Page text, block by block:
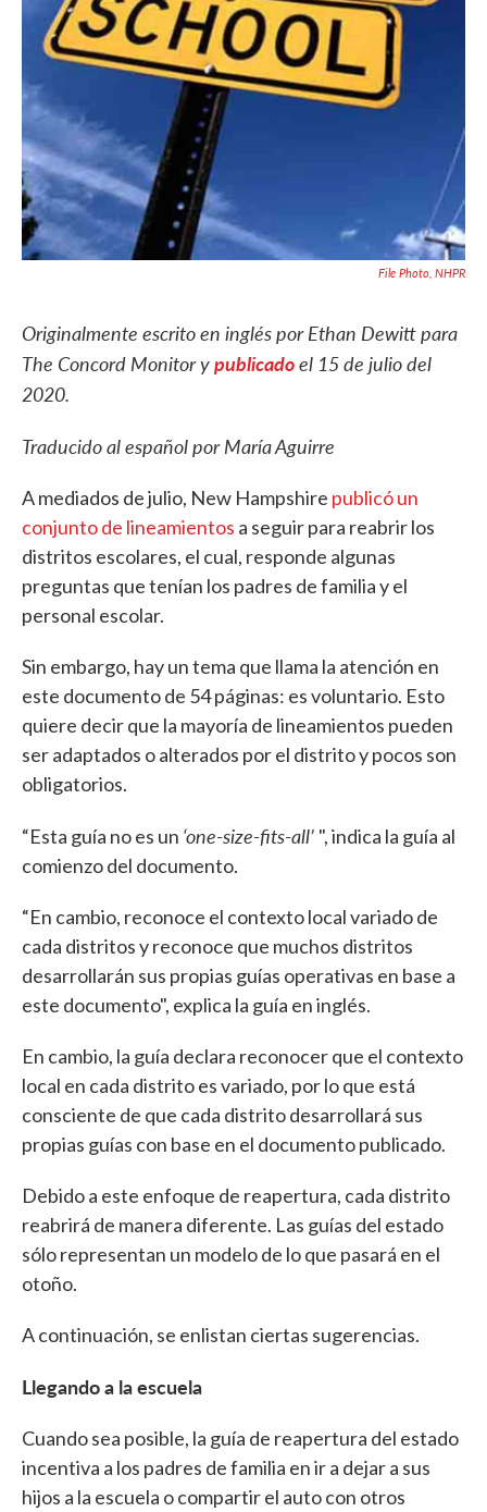
File Photo, NHPR
Originalmente escrito en inglés por Ethan Dewitt para
The Concord Monitor ypublicadoel 15 de julio del
2020.
Traducido al español por María Aguirre
A mediados de julio, New Hampshire publicó un
conjunto de lineamientos a seguir para reabrir los
distritos escolares, el cual, responde algunas
preguntas que tenían los padres de familia y el
personal escolar.
Sin embargo, hay un tema que llama la atención en
este documento de 54 páginas: es voluntario. Esto
quiere decir que la mayoría de lineamientos pueden
ser adaptados o alterados por el distrito y pocos son
obligatorios.
“Esta guía no es un ‘one-size-fits-all’ ", indica la guía al
comienzo del documento.
“En cambio, reconoce el contexto local variado de
cada distritos y reconoce que muchos distritos
desarrollarán sus propias guías operativas en base a
este documento", explica la guía en inglés.
En cambio, la guía declara reconocer que el contexto
local en cada distrito es variado, por lo que está
consciente de que cada distrito desarrollará sus
propias guías con base en el documento publicado.
Debido a este enfoque de reapertura, cada distrito
reabrirá de manera diferente. Las guías del estado
sólo representan un modelo de lo que pasará en el
otoño.
A continuación, se enlistan ciertas sugerencias.
Llegando a la escuela
Cuando sea posible, la guía de reapertura del estado
incentiva a los padres de familia en ir a dejar a sus
hijos a la escuela o compartir el auto con otros